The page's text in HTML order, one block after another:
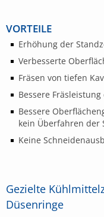
VORTEILE
Erhöhung der
Verbesserte
Fräsen von tiefen
Bessere
Bessere
kein Überfahren der
Keine
Gezielte
Düsenringe